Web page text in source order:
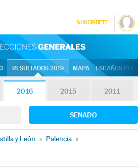
SUSCRÍBETE
RESULTADOS 2019 MAPA ESCAÑOS
2016 2015 2011
SENADO
y León » Palencia »